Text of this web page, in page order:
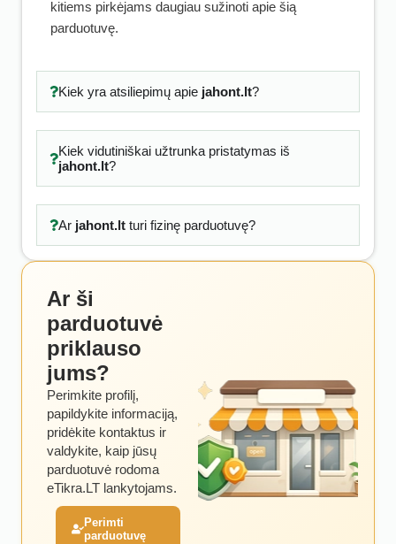
kitiems pirkėjams daugiau sužinoti apie šią
parduotuvę.
Kiek yra atsiliepimų apie jahont.lt?
Kiek vidutiniškai užtrunka pristatymas iš
jahont.lt?
Ar jahont.ltturi fizinę parduotuvę?
Ar ši
parduotuvė
priklauso
jums?
Perimkite profilį,
papildykite informaciją,
pridėkite kontaktus ir
valdykite, kaip jūsų
parduotuvė rodoma
eTikra.LT lankytojams.
Perimti
parduotuvę